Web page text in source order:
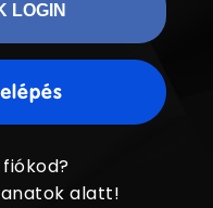
LOGIN
alatt!